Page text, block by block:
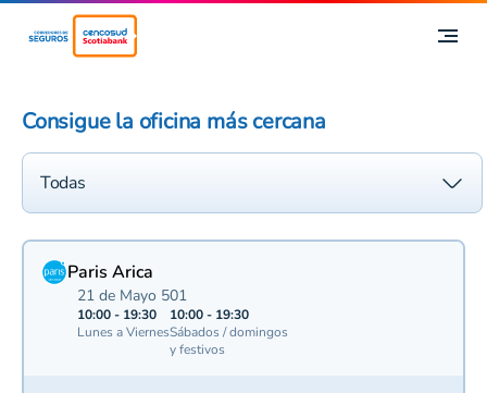
Consigue la oficina más cercana
Paris Arica
21 de Mayo 501
10:00 - 19:30
Lunes a Viernes
10:00 - 19:30
Sábados / domingos
y festivos